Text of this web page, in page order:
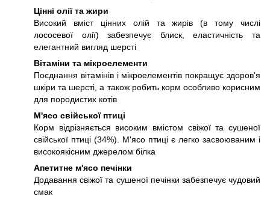
Цінні олії та жири
Високий вміст цінних олій та жирів (в тому числі
лососевої олії) забезпечує блиск, еластичність та
елегантний вигляд шерсті
Вітаміни та мікроелементи
Поєднання вітамінів і мікроелементів покращує здоров'я
шкіри та шерсті, а також робить корм особливо корисним
для породистих котів
М'ясо свійської птиці
Корм відрізняється високим вмістом свіжої та сушеної
свійської птиці (34%). М'ясо птиці є легко засвоюваним і
високоякісним джерелом білка
Апетитне м'ясо печінки
Додавання свіжої та сушеної печінки забезпечує чудовий
смак